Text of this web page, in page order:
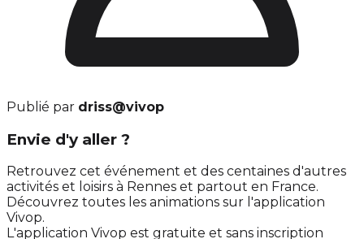
Publié par driss@vivop
Envie d'y aller ?
Retrouvez cet événement et des centaines d'autres
activités et loisirs à Rennes et partout en France.
Découvrez toutes les animations sur l'application
Vivop.
L'application Vivop est gratuite et sans inscription